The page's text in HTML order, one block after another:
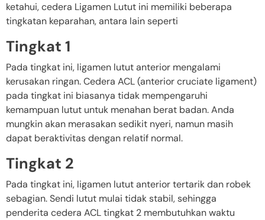
ketahui, cedera Ligamen Lutut ini memiliki beberapa
tingkatan keparahan, antara lain seperti
Tingkat 1
Pada tingkat ini, ligamen lutut anterior mengalami
kerusakan ringan. Cedera ACL (anterior cruciate ligament)
pada tingkat ini biasanya tidak mempengaruhi
kemampuan lutut untuk menahan berat badan. Anda
mungkin akan merasakan sedikit nyeri, namun masih
dapat beraktivitas dengan relatif normal.
Tingkat 2
Pada tingkat ini, ligamen lutut anterior tertarik dan robek
sebagian. Sendi lutut mulai tidak stabil, sehingga
penderita cedera ACL tingkat 2 membutuhkan waktu